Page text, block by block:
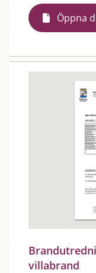
Öppna
villabrand